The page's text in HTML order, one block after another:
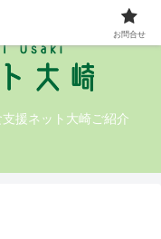
です!
支援ネット大崎ご紹介
お問合せ